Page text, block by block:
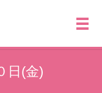
メ
日(金)